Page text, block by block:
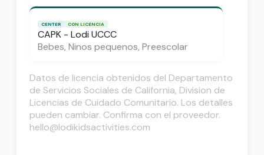
CENTER CON LICENCIA
CAPK - Lodi UCCC
Bebes, Ninos pequenos, Preescolar
Datos de licencia obtenidos del Departamento
de Servicios Sociales de California, Division de
Licencias de Cuidado Comunitario. Los detalles
pueden cambiar. Confirma con el proveedor.
hello@lodikidsactivities.com